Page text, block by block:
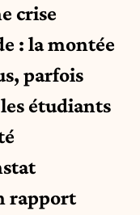
crise
: la montée
parfois
étudiants
rapport